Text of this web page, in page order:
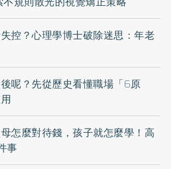
控？心理學博士破除迷思：年老
呢？先從歷史看懂職場「6原
怎麼對待錢，孩子就怎麼學！高
事